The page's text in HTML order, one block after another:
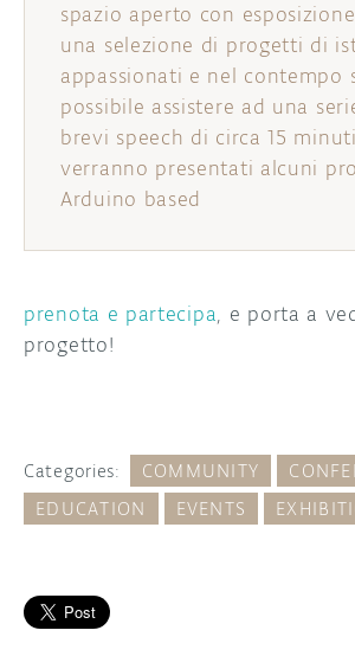
spazio aperto con
una selezione di progetti di
appassionati e nel contempo
possibile assistere ad una
brevi speech di circa 15
verranno presentati alcuni
Arduino based
prenota e partecipa, e porta a
progetto!
Categories: COMMUNITY
EDUCATION
EVENTS